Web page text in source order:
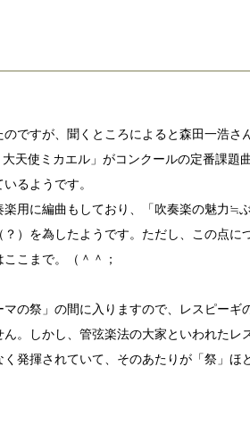
ですが、聞くところによると森田一浩さ
天使ミカエル」がコンクールの定番課題曲
るようです。
用に編曲もしており、「吹奏楽の魅力≒ぶ
）を為したようです。ただし、この点に
こまで。（＾＾；
の祭」の間に入りますので、レスピーギ
。しかし、管弦楽法の大家といわれたレ
発揮されていて、そのあたりが「祭」ほ